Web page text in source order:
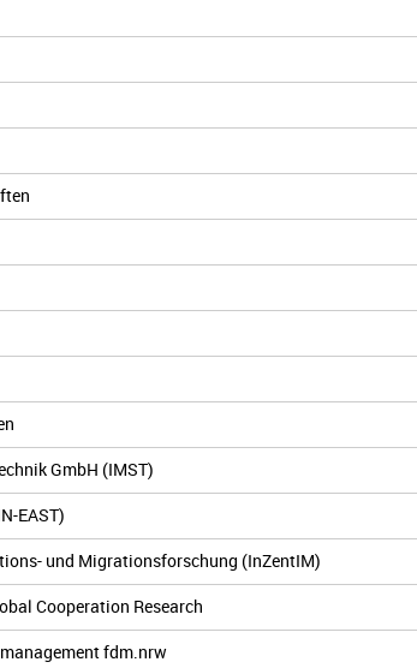
GmbH (IMST)
EAST)
und Migrationsforschung (InZentIM)
Cooperation Research
fdm.nrw